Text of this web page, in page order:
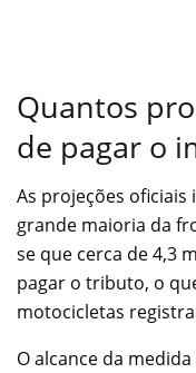
Quantos
de pagar o
As projeções oficiais
grande maioria da
se que cerca de 4,3
pagar o tributo, o
motocicletas
O alcance da